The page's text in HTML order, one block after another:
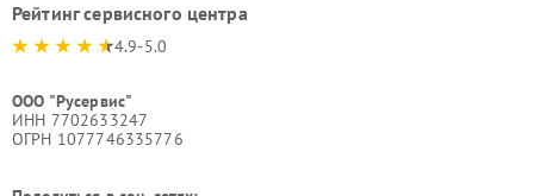
Рейтинг сервисного центра
4.9-5.0
ООО "Русервис"
ИНН 7702633247
ОГРН 1077746335776